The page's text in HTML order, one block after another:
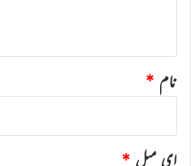
نام *
ای میل *